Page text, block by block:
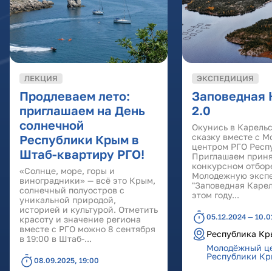
ЛЕКЦИЯ
Продлеваем лето:
приглашаем на День
солнечной
Республики Крым в
Штаб-квартиру РГО!
«Солнце, море, горы и
виноградники» — всё это Крым,
солнечный полуостров с
уникальной природой,
историей и культурой. Отметить
красоту и значение региона
вместе с РГО можно 8 сентября
в 19:00 в Штаб-...
08.09.2025, 19:00
ЭКСПЕДИЦИЯ
Заповедная
2.0
Окунись в
сказку вместе с
центром РГО
Приглашаем
конкурсном
Молодежную
"Заповедная
этом году...
05.12.2024 —
Республика
Молодёжный
Республики